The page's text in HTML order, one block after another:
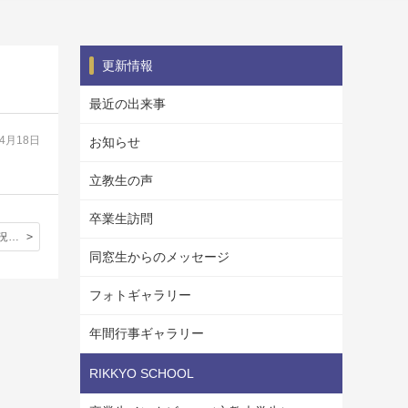
月18日
「大学合格状況」を更新しました。
更新情報
最近の出来事
お知らせ
立教生の声
卒業生訪問
同窓生からのメッセージ
フォトギャラリー
年間行事ギャラリー
RIKKYO SCHOOL